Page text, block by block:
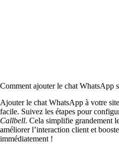
Comment ajouter le chat WhatsApp
Ajouter le chat WhatsApp à votre
facile. Suivez les étapes pour
Callbell. Cela simplifie grandement
améliorer l’interaction client et
immédiatement !